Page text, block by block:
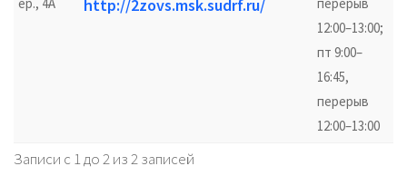
http://2zovs.msk.sudrf.ru/
12:00–13:00;
пт 9:00–
16:45,
перерыв
12:00–13:00
Записи с 1 до 2 из 2 записей